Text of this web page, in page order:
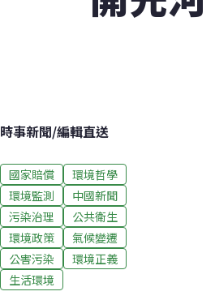
時事新聞/編輯直送
國家賠償
環境哲學
環境監測
中國新聞
污染治理
公共衛生
環境政策
氣候變遷
公害污染
環境正義
生活環境